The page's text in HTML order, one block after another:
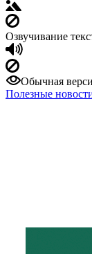
Озвучивание
Обычная
Полезные